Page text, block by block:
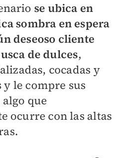
se ubica en
sombra en espera
deseoso cliente
de dulces,
cocadas y
y le compre sus
que
ocurre con las altas